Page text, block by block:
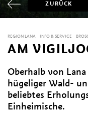
ZURÜCK
REGION LANA INFO & SERVICE
AM
Oberhalb von
hügeliger Wald-
beliebtes
Einheimische.